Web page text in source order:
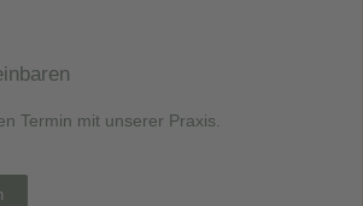
Termin mit unserer Praxis.